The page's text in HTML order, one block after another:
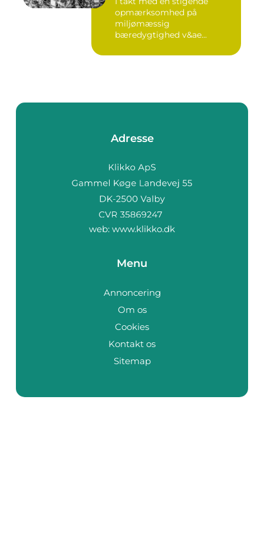
opmærksomhed på
miljømæssig
bæredygtighed v&ae...
Adresse
web: www.klikko.dk
Menu
Annoncering
Om os
Cookies
Kontakt os
Sitemap